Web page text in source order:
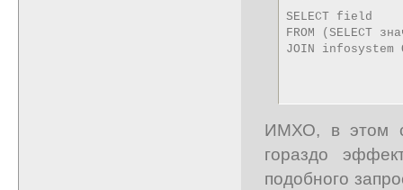
SELECT field
FROM (SELECT
JOIN infosystem
ИМХО, в этом
гораздо
подобного